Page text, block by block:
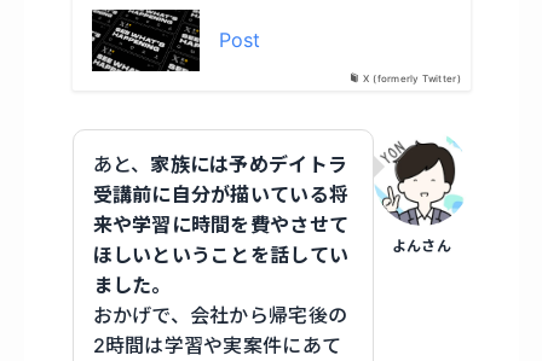
X (formerly Twitter)
Post
よんさん
あと、家族には予めデイトラ
受講前に自分が描いている将
来や学習に時間を費やさせて
ほしいということを話してい
ました。
おかげで、会社から帰宅後の
2時間は学習や実案件にあて